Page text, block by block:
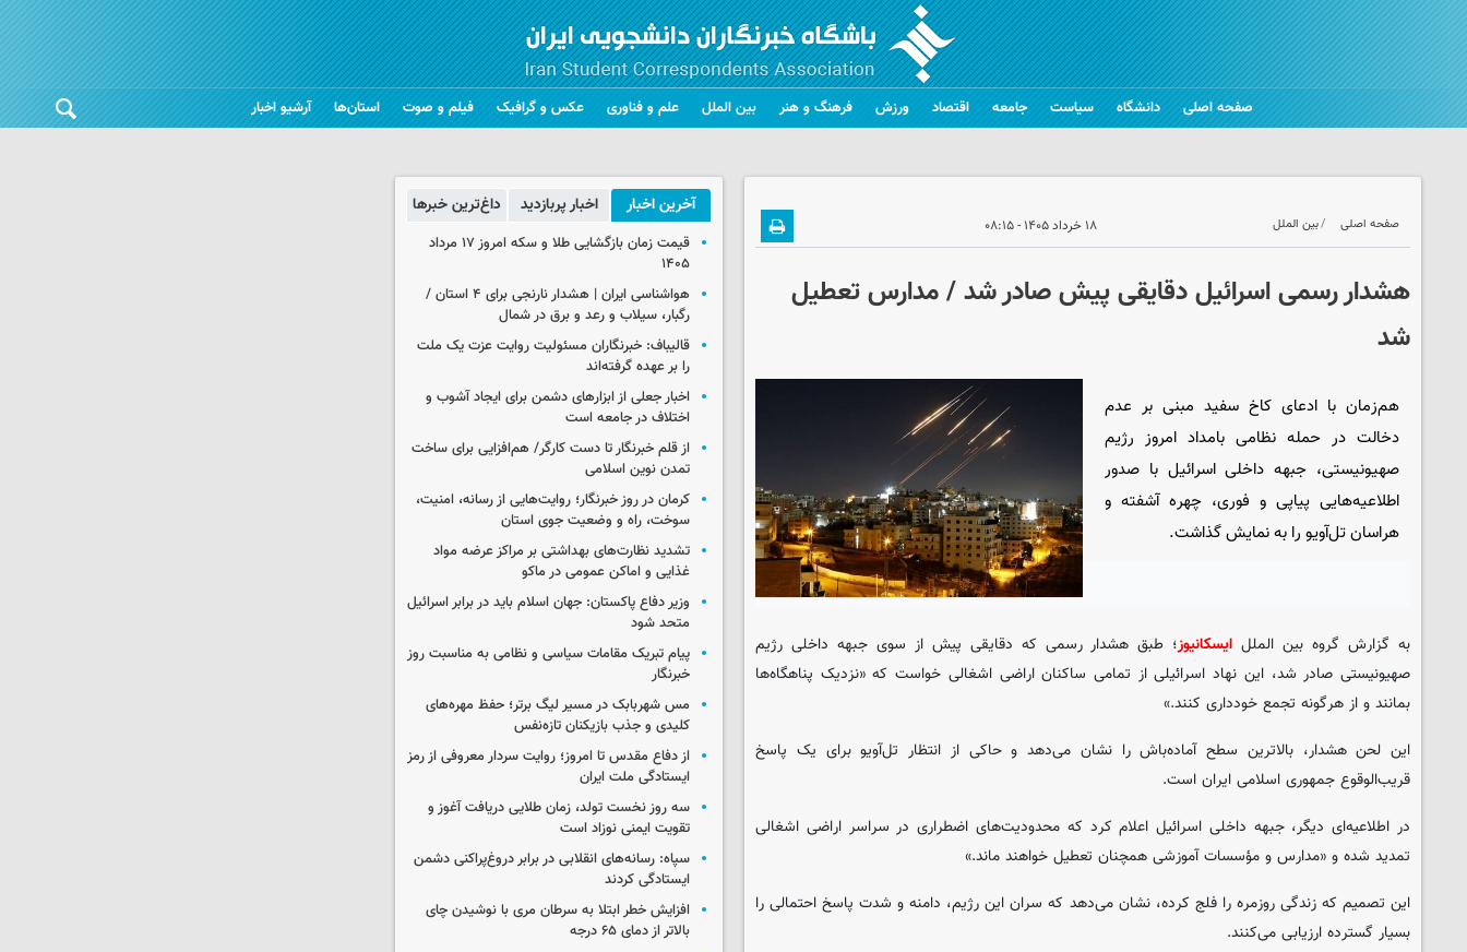
صفحه اصلی دانشگاه سیاست جامعه اقتصاد ورزش فرهنگ و هنر بین الملل علم و فناوری عکس و گرافیک فیلم و صوت استان‌ها آرشیو اخبار
صفحه اصلی بین الملل ۱۸ خرداد ۱۴۰۵ - ۰۸:۱۵
هشدار رسمی اسرائیل دقایقی پیش صادر شد / مدارس تعطیل
شد
هم‌زمان با ادعای کاخ سفید مبنی بر عدم
دخالت در حمله نظامی بامداد امروز رژیم
صهیونیستی، جبهه داخلی اسرائیل با صدور
اطلاعیه‌هایی پیاپی و فوری، چهره آشفته و
هراسان تل‌آویو را به نمایش گذاشت.
به گزارش گروه بین الملل ایسکانیوز؛ طبق هشدار رسمی که دقایقی پیش از سوی جبهه داخلی رژیم
صهیونیستی صادر شد، این نهاد اسرائیلی از تمامی ساکنان اراضی اشغالی خواست که «نزدیک پناهگاه‌ها
بمانند و از هرگونه تجمع خودداری کنند.»
این لحن هشدار، بالاترین سطح آماده‌باش را نشان می‌دهد و حاکی از انتظار تل‌آویو برای یک پاسخ
قریب‌الوقوع جمهوری اسلامی ایران است.
در اطلاعیه‌ای دیگر، جبهه داخلی اسرائیل اعلام کرد که محدودیت‌های اضطراری در سراسر اراضی اشغالی
تمدید شده و «مدارس و مؤسسات آموزشی همچنان تعطیل خواهند ماند.»
این تصمیم که زندگی روزمره را فلج کرده، نشان می‌دهد که سران این رژیم، دامنه و شدت پاسخ احتمالی را
بسیار گسترده ارزیابی می‌کنند.
آخرین اخبار اخبار پربازدید داغ‌ترین خبرها
قیمت زمان بازگشایی طلا و سکه امروز ۱۷ مرداد
۱۴۰۵
هواشناسی ایران | هشدار نارنجی برای ۴ استان /
رگبار، سیلاب و رعد و برق در شمال
قالیباف: خبرنگاران مسئولیت روایت عزت یک ملت
را بر عهده گرفته‌اند
اخبار جعلی از ابزارهای دشمن برای ایجاد آشوب و
اختلاف در جامعه است
از قلم خبرنگار تا دست کارگر/ هم‌افزایی برای ساخت
تمدن نوین اسلامی
کرمان در روز خبرنگار؛ روایت‌هایی از رسانه، امنیت،
سوخت، راه و وضعیت جوی استان
تشدید نظارت‌های بهداشتی بر مراکز عرضه مواد
غذایی و اماکن عمومی در ماکو
وزیر دفاع پاکستان: جهان اسلام باید در برابر اسرائیل
متحد شود
پیام تبریک مقامات سیاسی و نظامی به مناسبت روز
خبرنگار
مس شهربابک در مسیر لیگ برتر؛ حفظ مهره‌های
کلیدی و جذب بازیکنان تازه‌نفس
از دفاع مقدس تا امروز؛ روایت سردار معروفی از رمز
ایستادگی ملت ایران
سه روز نخست تولد، زمان طلایی دریافت آغوز و
تقویت ایمنی نوزاد است
سپاه: رسانه‌های انقلابی در برابر دروغ‌پراکنی دشمن
ایستادگی کردند
افزایش خطر ابتلا به سرطان مری با نوشیدن چای
بالاتر از دمای ۶۵ درجه